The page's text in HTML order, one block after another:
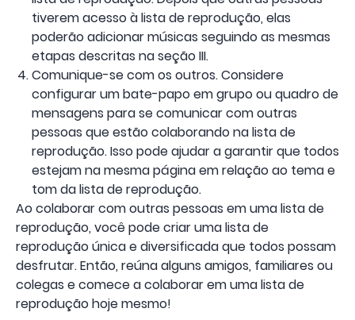
tiverem acesso à lista de reprodução, elas
poderão adicionar músicas seguindo as mesmas
etapas descritas na seção III.
Comunique-se com os outros. Considere
configurar um bate-papo em grupo ou quadro de
mensagens para se comunicar com outras
pessoas que estão colaborando na lista de
reprodução. Isso pode ajudar a garantir que todos
estejam na mesma página em relação ao tema e
tom da lista de reprodução.
Ao colaborar com outras pessoas em uma lista de
reprodução, você pode criar uma lista de
reprodução única e diversificada que todos possam
desfrutar. Então, reúna alguns amigos, familiares ou
colegas e comece a colaborar em uma lista de
reprodução hoje mesmo!